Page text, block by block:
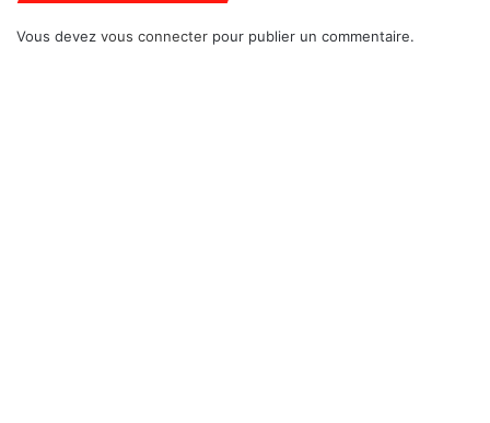
Vous devez vous connecter pour publier un commentaire.